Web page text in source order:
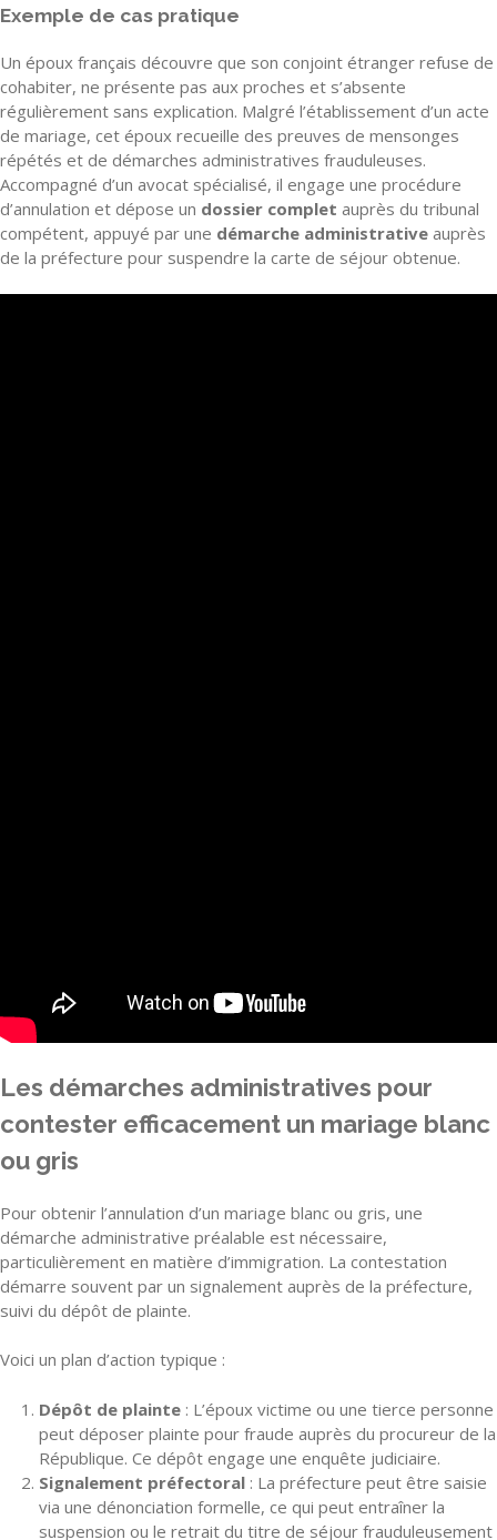
Exemple de cas pratique
Un époux français découvre que son conjoint étranger refuse de
cohabiter, ne présente pas aux proches et s’absente
régulièrement sans explication. Malgré l’établissement d’un acte
de mariage, cet époux recueille des preuves de mensonges
répétés et de démarches administratives frauduleuses.
Accompagné d’un avocat spécialisé, il engage une procédure
d’annulation et dépose un dossier complet auprès du tribunal
compétent, appuyé par une démarche administrative auprès
de la préfecture pour suspendre la carte de séjour obtenue.
Les démarches administratives pour
contester efficacement un mariage blanc
ou gris
Pour obtenir l’annulation d’un mariage blanc ou gris, une
démarche administrative préalable est nécessaire,
particulièrement en matière d’immigration. La contestation
démarre souvent par un signalement auprès de la préfecture,
suivi du dépôt de plainte.
Voici un plan d’action typique :
Dépôt de plainte : L’époux victime ou une tierce personne
peut déposer plainte pour fraude auprès du procureur de la
République. Ce dépôt engage une enquête judiciaire.
Signalement préfectoral : La préfecture peut être saisie
via une dénonciation formelle, ce qui peut entraîner la
suspension ou le retrait du titre de séjour frauduleusement